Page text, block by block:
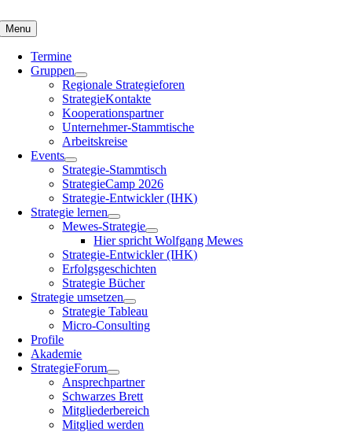
Inhalt
springen
Menu
Termine
Gruppen
Regionale Strategieforen
StrategieKontakte
Kooperationspartner
Unternehmer-Stammtische
Arbeitskreise
Events
Strategie-Stammtisch
StrategieCamp 2026
Strategie-Entwickler (IHK)
Strategie lernen
Mewes-Strategie
Hier spricht Wolfgang Mewes
Strategie-Entwickler (IHK)
Erfolgsgeschichten
Strategie Bücher
Strategie umsetzen
Strategie Tableau
Micro-Consulting
Profile
Akademie
StrategieForum
Ansprechpartner
Schwarzes Brett
Mitgliederbereich
Mitglied werden